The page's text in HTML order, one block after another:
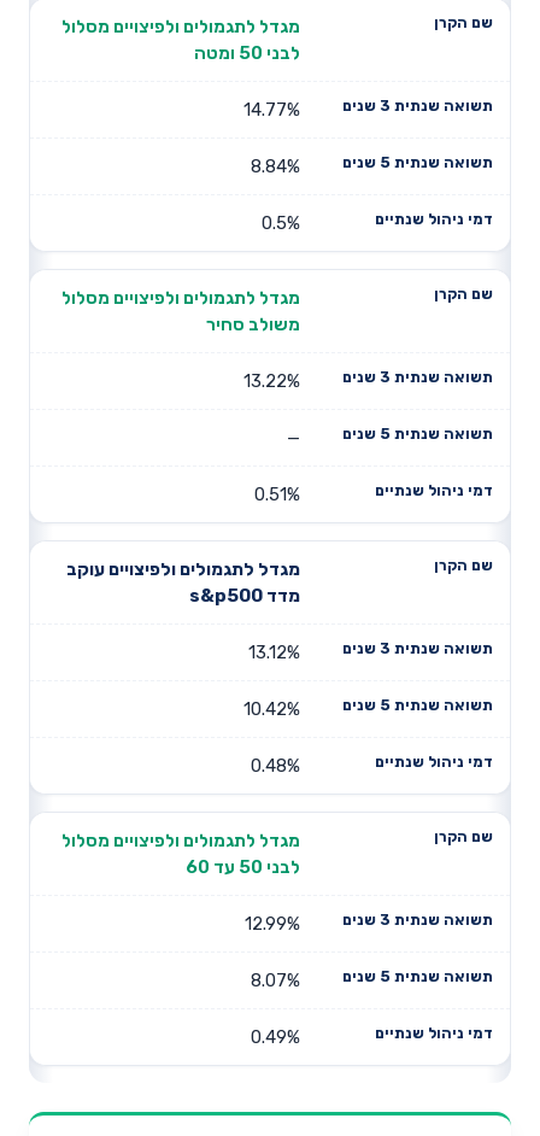
מגדל לתגמולים ולפיצויים מסלול
לבני 50 ומטה
14.77%
8.84%
0.5%
מגדל לתגמולים ולפיצויים מסלול
משולב סחיר
13.22%
—
0.51%
מגדל לתגמולים ולפיצויים עוקב
מדד s&p500
13.12%
10.42%
0.48%
מגדל לתגמולים ולפיצויים מסלול
לבני 50 עד 60
12.99%
8.07%
0.49%